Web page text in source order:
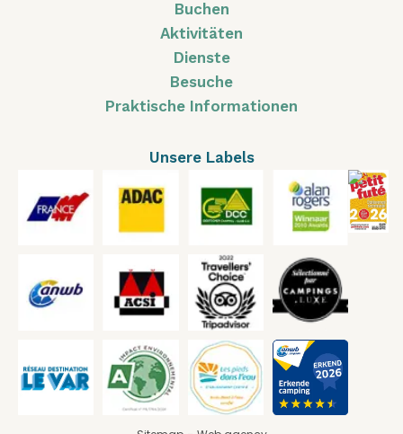
Buchen
Aktivitäten
Dienste
Besuche
Praktische Informationen
Unsere Labels